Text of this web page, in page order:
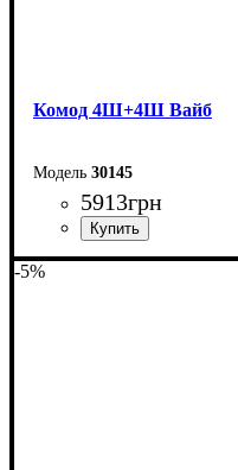
Комод 4Ш+4Ш Вайб
30145
5913грн
-5%